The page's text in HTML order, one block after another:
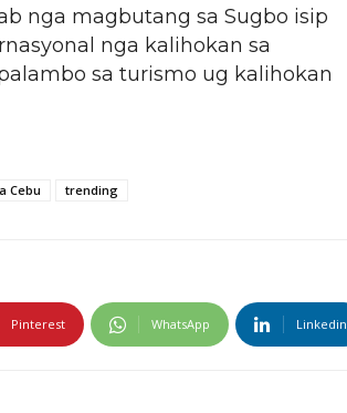
nga magbutang sa Sugbo isip
nga kalihokan sa
sa turismo ug kalihokan
Cebu trending
Pinterest WhatsApp Linkedin